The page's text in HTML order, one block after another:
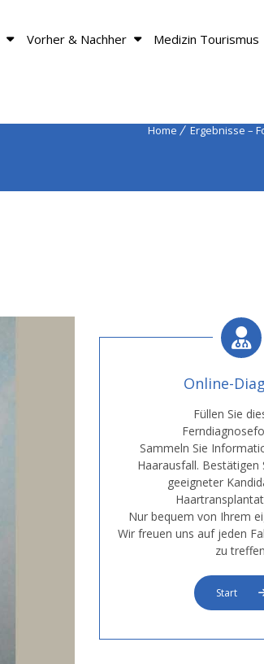
Vorher & Nachher Medizin Tourismus
Home Ergebnisse –
Online-
Füllen Sie
Sammeln Sie
Haarausfall. Bestätigen
geeigneter
Nur bequem von Ihrem
Wir freuen uns auf jeden
zu
Start